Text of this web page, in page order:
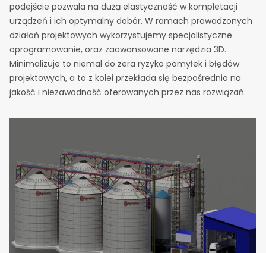
podejście pozwala na dużą elastyczność w kompletacji
urządzeń i ich optymalny dobór. W ramach prowadzonych
działań projektowych wykorzystujemy specjalistyczne
oprogramowanie, oraz zaawansowane narzędzia 3D.
Minimalizuje to niemal do zera ryzyko pomyłek i błędów
projektowych, a to z kolei przekłada się bezpośrednio na
jakość i niezawodność oferowanych przez nas rozwiązań.